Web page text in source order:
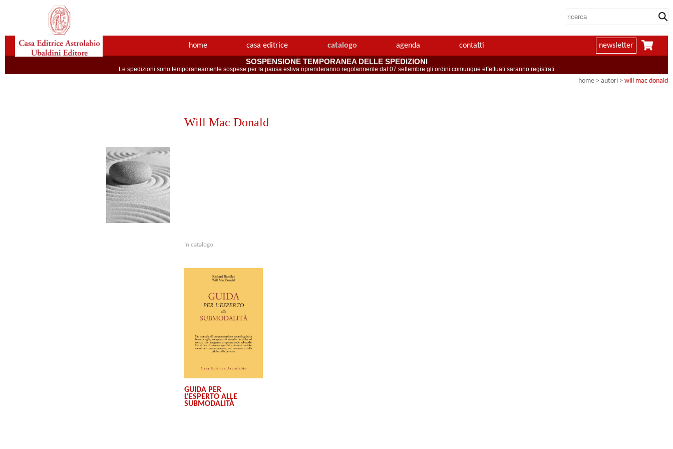
home casa editrice catalogo agenda contatti newsletter
SOSPENSIONE TEMPORANEA DELLE SPEDIZIONI
Le spedizioni sono temporaneamente sospese per la pausa estiva riprenderanno regolarmente dal 07 settembre gli ordini comunque effettuati saranno registrati
home > autori > will mac donald
Will Mac Donald
in catalogo
GUIDA PER
L'ESPERTO ALLE
SUBMODALITÀ